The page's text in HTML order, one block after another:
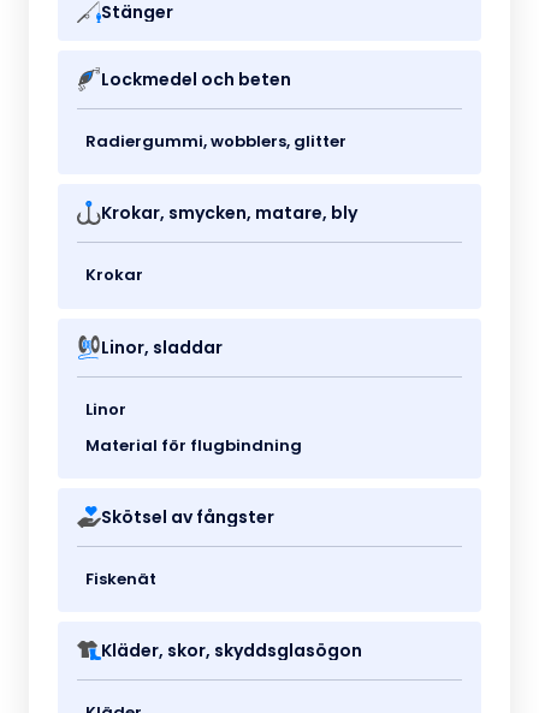
Stänger
Lockmedel och beten
Radiergummi, wobblers, glitter
Krokar, smycken, matare, bly
Krokar
Linor, sladdar
Linor
Material för flugbindning
Skötsel av fångster
Fiskenät
Kläder, skor, skyddsglasögon